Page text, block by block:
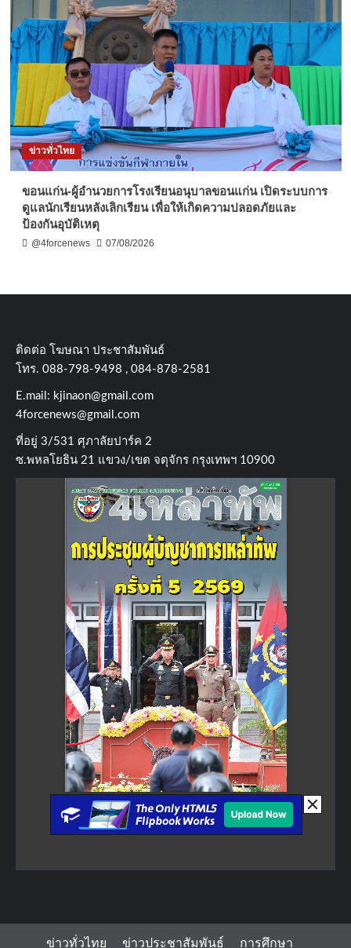
ข่าวทั่วไทย
ขอนแก่น-ผู้อำนวยการโรงเรียนอนุบาลขอนแก่น เปิดระบบการ
ดูแลนักเรียนหลังเลิกเรียน เพื่อให้เกิดความปลอดภัยและ
ป้องกันอุบัติเหตุ
@4forcenews 07/08/2026
ติดต่อ​ โฆษณา​ ประชาสัมพันธ์
โทร​. 088-798-9498 , 084-878-2581
E.mail: kjinaon@gmail.com
4forcenews@gmail.com
ที่อยู่​ 3/531​ ศุภาลัยปาร์ค​ 2
ซ.พหลโยธิน​ 21​ แขวง/เขต​ จตุจักร​ กรุงเทพฯ 10900
ข่าวทั่วไทย ข่าวประชาสัมพันธ์ การศึกษา